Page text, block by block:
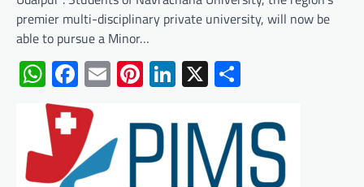
premier multi-disciplinary private university, will now be
able to pursue a Minor…
WhatsApp
Facebook
EmailPinterest
LinkedIn
X